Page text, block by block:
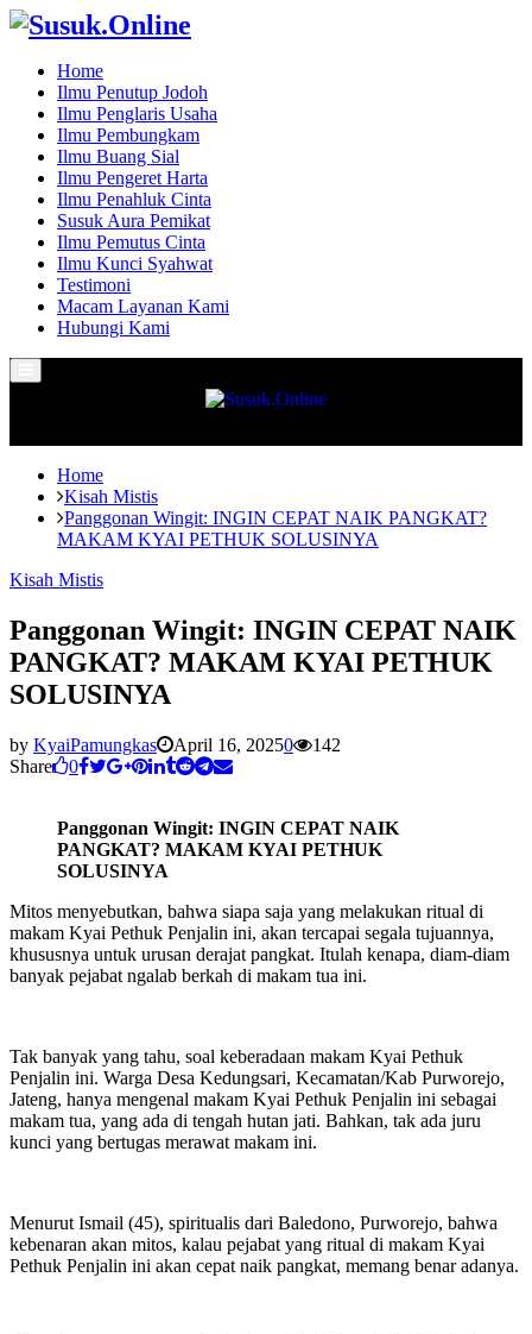
Home
Ilmu Penutup Jodoh
Ilmu Penglaris Usaha
Ilmu Pembungkam
Ilmu Buang Sial
Ilmu Pengeret Harta
Ilmu Penahluk Cinta
Susuk Aura Pemikat
Ilmu Pemutus Cinta
Ilmu Kunci Syahwat
Testimoni
Macam Layanan Kami
Hubungi Kami
Menu
Home
Kisah Mistis
Panggonan Wingit: INGIN CEPAT NAIK PANGKAT?
MAKAM KYAI PETHUK SOLUSINYA
Kisah Mistis
Panggonan Wingit: INGIN CEPAT NAIK
PANGKAT? MAKAM KYAI PETHUK
SOLUSINYA
by KyaiPamungkas April 16, 20250
142
Share
0
Panggonan Wingit: INGIN CEPAT NAIK
PANGKAT? MAKAM KYAI PETHUK
SOLUSINYA
Mitos menyebutkan, bahwa siapa saja yang melakukan ritual di
makam Kyai Pethuk Penjalin ini, akan tercapai segala tujuannya,
khususnya untuk urusan derajat pangkat. Itulah kenapa, diam-diam
banyak pejabat ngalab berkah di makam tua ini.
Tak banyak yang tahu, soal keberadaan makam Kyai Pethuk
Penjalin ini. Warga Desa Kedungsari, Kecamatan/Kab Purworejo,
Jateng, hanya mengenal makam Kyai Pethuk Penjalin ini sebagai
makam tua, yang ada di tengah hutan jati. Bahkan, tak ada juru
kunci yang bertugas merawat makam ini.
Menurut Ismail (45), spiritualis dari Baledono, Purworejo, bahwa
kebenaran akan mitos, kalau pejabat yang ritual di makam Kyai
Pethuk Penjalin ini akan cepat naik pangkat, memang benar adanya.